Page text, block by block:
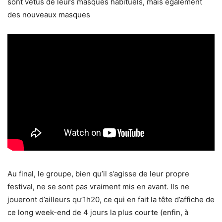
des nouveaux masques
Au final, le groupe, bien qu’il s’agisse de leur propre
festival, ne se sont pas vraiment mis en avant. Ils ne
joueront d’ailleurs qu’1h20, ce qui en fait la tête d’affiche de
ce long week-end de 4 jours la plus courte (enfin, à